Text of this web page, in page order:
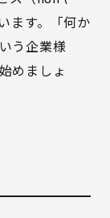
ます。「何か
う企業様
めましょ